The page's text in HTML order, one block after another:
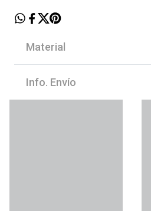
Material
Info. Envío